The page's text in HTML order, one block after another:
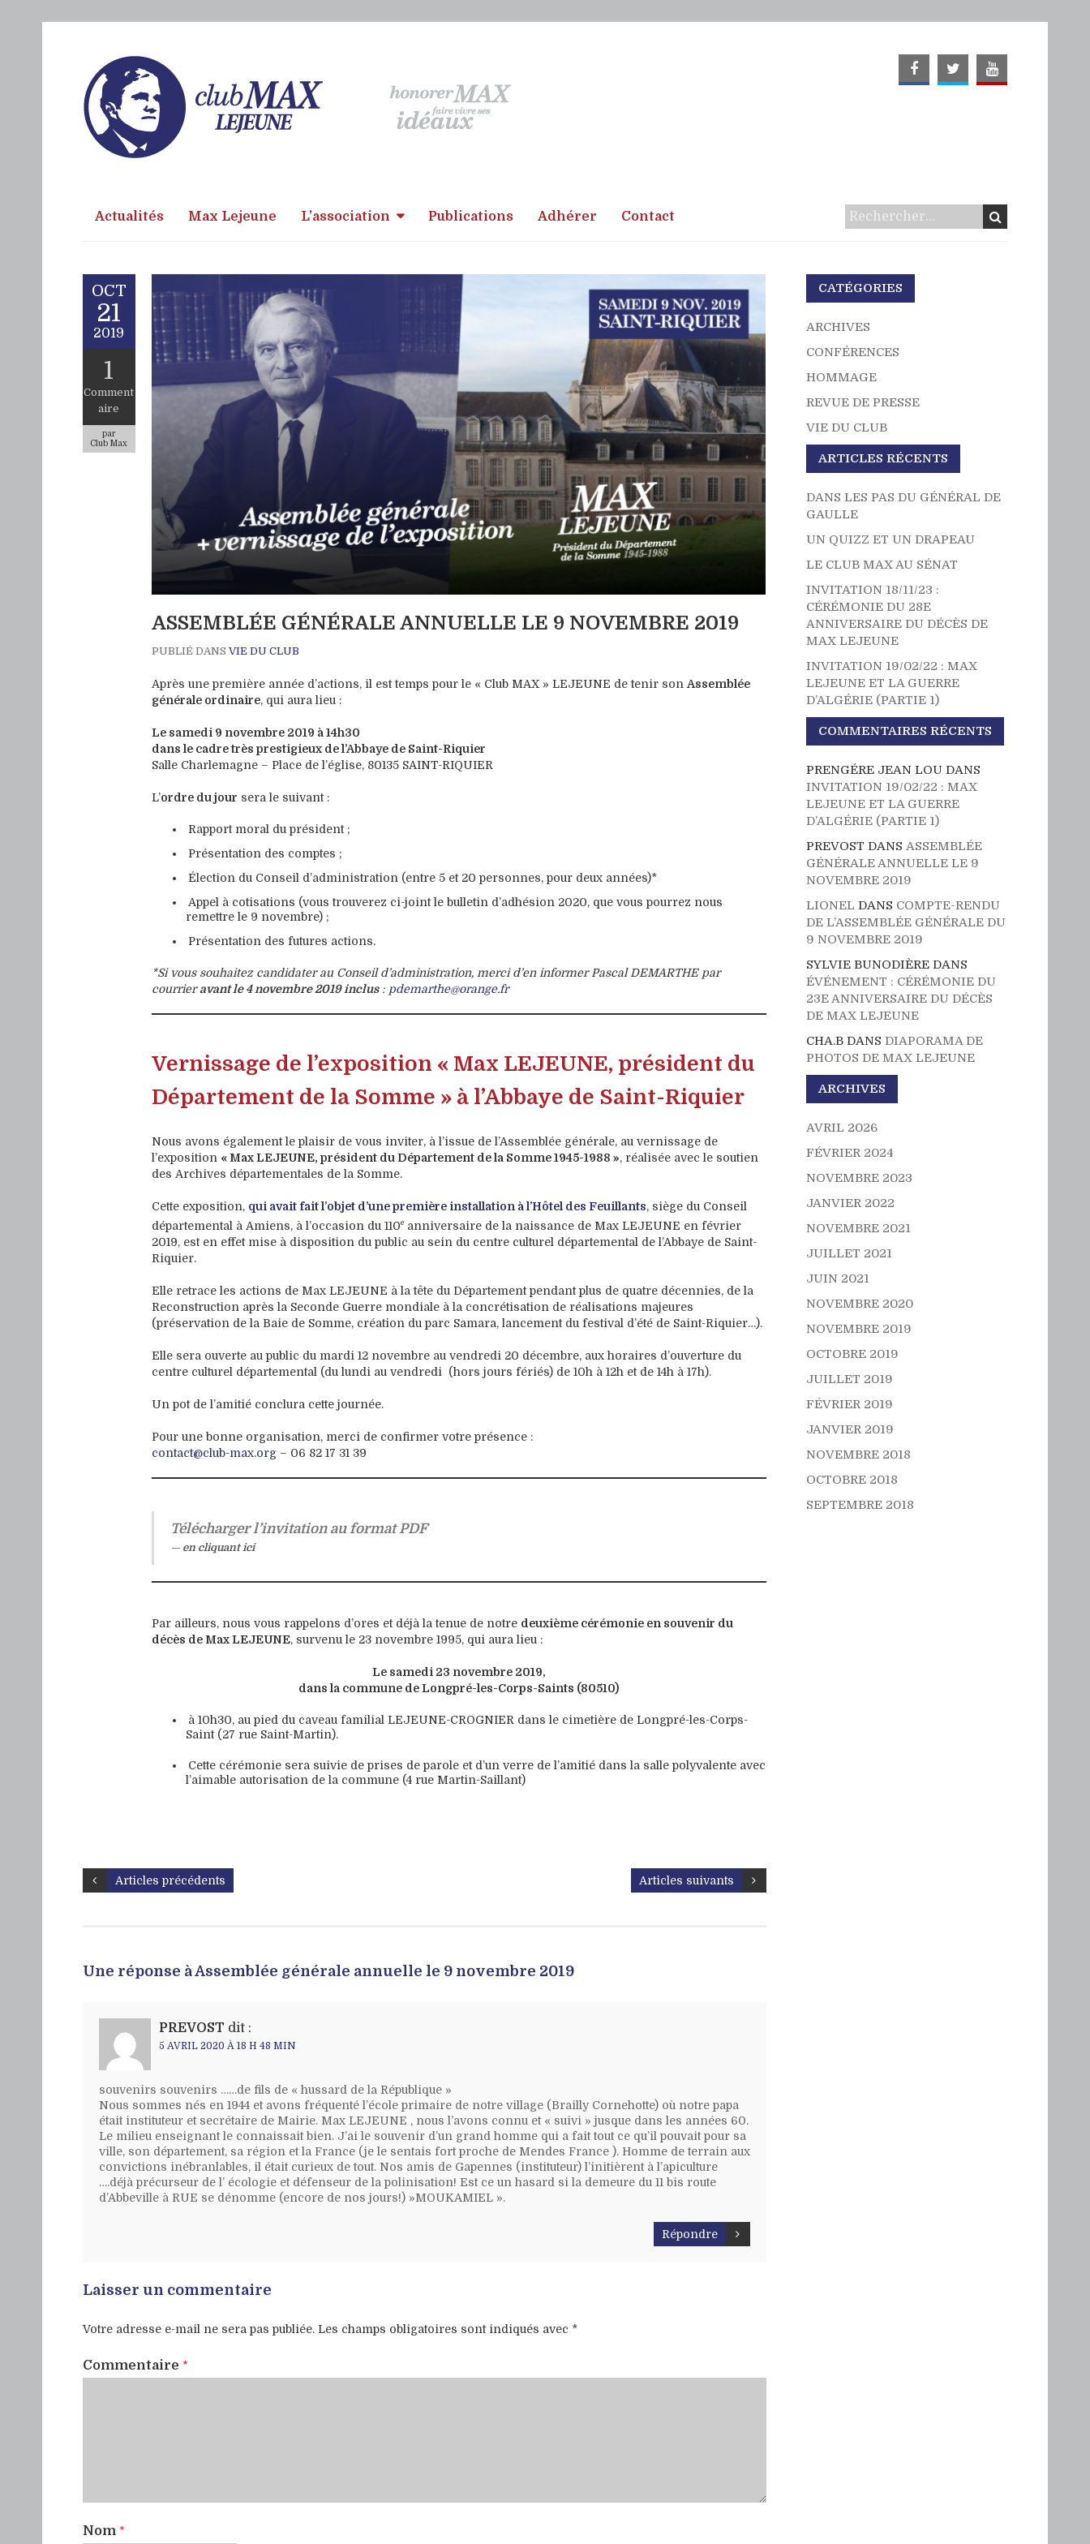
Actualités Max Lejeune L’association Publications Adhérer Contact
OCT
21
2019
1
Comment
aire
par
Club Max
ASSEMBLÉE GÉNÉRALE ANNUELLE LE 9 NOVEMBRE 2019
PUBLIÉ DANS VIE DU CLUB
Après une première année d’actions, il est temps pour le « Club MAX » LEJEUNE de tenir son Assemblée
générale ordinaire, qui aura lieu :
Le samedi 9 novembre 2019 à 14h30
dans le cadre très prestigieux de l’Abbaye de Saint-Riquier
Salle Charlemagne – Place de l’église, 80135 SAINT-RIQUIER
L’ordre du jour sera le suivant :
Rapport moral du président ;
Présentation des comptes ;
Élection du Conseil d’administration (entre 5 et 20 personnes, pour deux années)*
Appel à cotisations (vous trouverez ci-joint le bulletin d’adhésion 2020, que vous pourrez nous
remettre le 9 novembre) ;
Présentation des futures actions.
*Si vous souhaitez candidater au Conseil d’administration, merci d’en informer Pascal DEMARTHE par
courrieravant le 4 novembre 2019 inclus: pdemarthe@orange.fr
Vernissage de l’exposition « Max LEJEUNE, président du
Département de la Somme » à l’Abbaye de Saint-Riquier
Nous avons également le plaisir de vous inviter, à l’issue de l’Assemblée générale, au vernissage de
l’exposition « Max LEJEUNE, président du Département de la Somme 1945-1988 », réalisée avec le soutien
des Archives départementales de la Somme.
Cette exposition, qui avait fait l’objet d’une première installation à l’Hôtel des Feuillants, siège du Conseil
départemental à Amiens, à l’occasion du 110eanniversaire de la naissance de Max LEJEUNE en février
2019, est en effet mise à disposition du public au sein du centre culturel départemental de l’Abbaye de Saint-
Riquier.
Elle retrace les actions de Max LEJEUNE à la tête du Département pendant plus de quatre décennies, de la
Reconstruction après la Seconde Guerre mondiale à la concrétisation de réalisations majeures
(préservation de la Baie de Somme, création du parc Samara, lancement du festival d’été de Saint-Riquier…).
Elle sera ouverte au public du mardi 12 novembre au vendredi 20 décembre, aux horaires d’ouverture du
centre culturel départemental (du lundi au vendredi (hors jours fériés) de 10h à 12h et de 14h à 17h).
Un pot de l’amitié conclura cette journée.
Pour une bonne organisation, merci de confirmer votre présence :
contact@club-max.org– 06 82 17 31 39
Télécharger l’invitation au format PDF
en cliquant ici
Par ailleurs, nous vous rappelons d’ores et déjà la tenue de notre deuxième cérémonie en souvenir du
décès de Max LEJEUNE, survenu le 23 novembre 1995, qui aura lieu :
Le samedi 23 novembre 2019,
dans la commune de Longpré-les-Corps-Saints (80510)
à 10h30, au pied du caveau familial LEJEUNE-CROGNIER dans le cimetière de Longpré-les-Corps-
Saint (27 rue Saint-Martin).
Cette cérémonie sera suivie de prises de parole et d’un verre de l’amitié dans la salle polyvalente avec
l’aimable autorisation de la commune (4 rue Martin-Saillant)
Articles suivants
Articles précédents
Une réponse à Assemblée générale annuelle le 9 novembre 2019
PREVOST dit :
5 AVRIL 2020 À 18 H 48 MIN
souvenirs souvenirs ……de fils de « hussard de la République »
Nous sommes nés en 1944 et avons fréquenté l’école primaire de notre village (Brailly Cornehotte) où notre papa
était instituteur et secrétaire de Mairie. Max LEJEUNE , nous l’avons connu et « suivi » jusque dans les années 60.
Le milieu enseignant le connaissait bien. J’ai le souvenir d’un grand homme qui a fait tout ce qu’il pouvait pour sa
ville, son département, sa région et la France (je le sentais fort proche de Mendes France ). Homme de terrain aux
convictions inébranlables, il était curieux de tout. Nos amis de Gapennes (instituteur) l’initièrent à l’apiculture
….déjà précurseur de l’ écologie et défenseur de la polinisation! Est ce un hasard si la demeure du 11 bis route
d’Abbeville à RUE se dénomme (encore de nos jours!) »MOUKAMIEL ».
Répondre
Laisser un commentaire
Votre adresse e-mail ne sera pas publiée. Les champs obligatoires sont indiqués avec *
Commentaire *
Nom *
CATÉGORIES
ARCHIVES
CONFÉRENCES
HOMMAGE
REVUE DE PRESSE
VIE DU CLUB
ARTICLES RÉCENTS
DANS LES PAS DU GÉNÉRAL DE
GAULLE
UN QUIZZ ET UN DRAPEAU
LE CLUB MAX AU SÉNAT
INVITATION 18/11/23 :
CÉRÉMONIE DU 28E
ANNIVERSAIRE DU DÉCÈS DE
MAX LEJEUNE
INVITATION 19/02/22 : MAX
LEJEUNE ET LA GUERRE
D’ALGÉRIE (PARTIE 1)
COMMENTAIRES RÉCENTS
PRENGÉRE JEAN LOU DANS
INVITATION 19/02/22 : MAX
LEJEUNE ET LA GUERRE
D’ALGÉRIE (PARTIE 1)
PREVOST DANSASSEMBLÉE
GÉNÉRALE ANNUELLE LE 9
NOVEMBRE 2019
LIONEL DANS COMPTE-RENDU
DE L’ASSEMBLÉE GÉNÉRALE DU
9 NOVEMBRE 2019
SYLVIE BUNODIÈRE DANS
ÉVÉNEMENT : CÉRÉMONIE DU
23E ANNIVERSAIRE DU DÉCÈS
DE MAX LEJEUNE
CHA.B DANS DIAPORAMA DE
PHOTOS DE MAX LEJEUNE
ARCHIVES
AVRIL 2026
FÉVRIER 2024
NOVEMBRE 2023
JANVIER 2022
NOVEMBRE 2021
JUILLET 2021
JUIN 2021
NOVEMBRE 2020
NOVEMBRE 2019
OCTOBRE 2019
JUILLET 2019
FÉVRIER 2019
JANVIER 2019
NOVEMBRE 2018
OCTOBRE 2018
SEPTEMBRE 2018